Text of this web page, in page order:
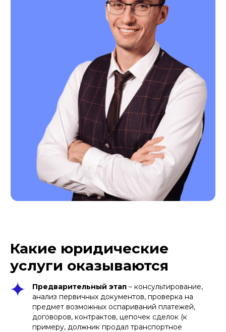
Какие юридические
услуги оказываются
Предварительный этап – консультирование,
анализ первичных документов, проверка на
предмет возможных оспариваний платежей,
договоров, контрактов, цепочек сделок (к
примеру, должник продал транспортное
политикойобработки